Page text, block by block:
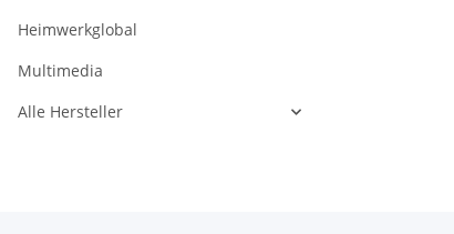
Heimwerkglobal
Multimedia
Alle Hersteller